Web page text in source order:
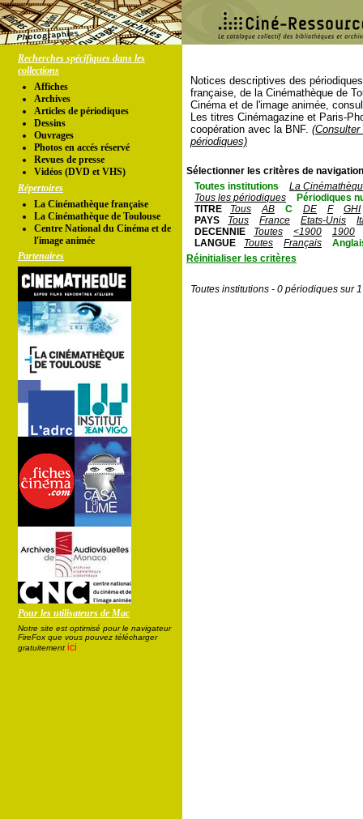
Recherches spécifiques dans les
collections
Affiches
Archives
Articles de périodiques
Dessins
Ouvrages
Photos en accés réservé
Revues de presse
Vidéos (DVD et VHS)
Répertoires
La Cinémathèque française
La Cinémathèque de Toulouse
Centre National du Cinéma et de
l'image animée
Partenaires
Pour les utilisateurs de Mac
Notre site est optimisé pour le navigateur
FireFox que vous pouvez télécharger
gratuitement ici
Notices descriptives des
française, de la Cinémathèque de
Cinéma et de l'image animée,
Les titres Cinémagazine et Paris-
coopération avec la BNF.
périodiques)
Sélectionner les critères de
Toutes institutions
La
Tous les périodiques
Périodiques
TITRE
Tous AB C DE F
GHI
PAYS
Tous France Etats-Unis
DECENNIE
Toutes <1900
1900
LANGUE
Toutes Français
Réinitialiser les critères
Toutes institutions - 0 périodiques sur